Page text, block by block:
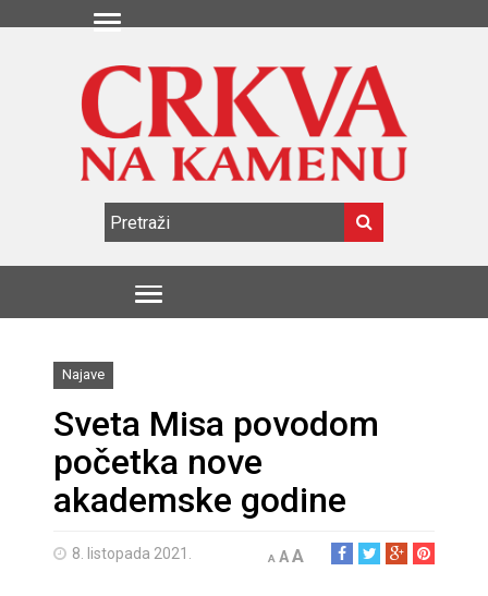
Najave
Sveta Misa povodom
početka nove
akademske godine
8. listopada 2021. A AA